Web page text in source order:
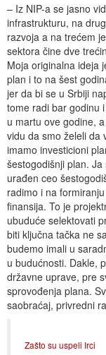
– Iz NIP-a se jasno
infrastrukturu, na
razvoja a na trećem
sektora čine dve
Moja originalna ideja
plan i to na šest
jer da bi se u Srbiji
tome radi bar godinu
u martu ove godine,
vidu da smo želeli da
imamo investicioni
šestogodišnji plan.
urađen ceo
radimo i na
finansija. To je
ubuduće selektovati
biti ključna tačka ne
budemo imali u
u budućnosti. Dakle,
državne uprave, pre
sprovođenja plana.
saobraćaj, privredni
Zašto su uspeli Irci